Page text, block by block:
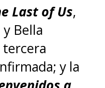
Last of Us,
Bella
tercera
y la